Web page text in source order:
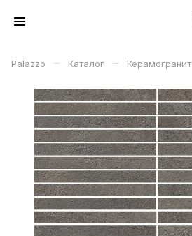
Palazzo – Каталог – Керамогранит